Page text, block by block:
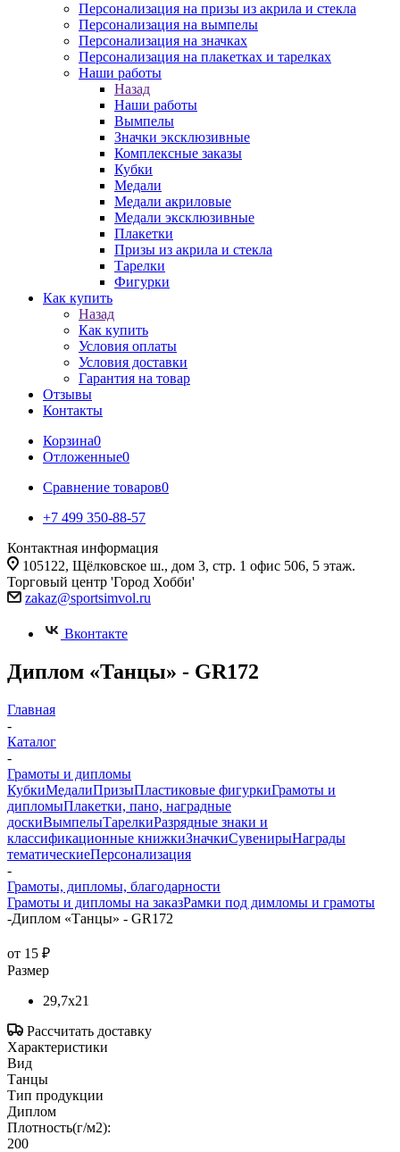
Персонализация на призы из акрила и стекла
Персонализация на вымпелы
Персонализация на значках
Персонализация на плакетках и тарелках
Наши работы
Назад
Наши работы
Вымпелы
Значки эксклюзивные
Комплексные заказы
Кубки
Медали
Медали акриловые
Медали эксклюзивные
Плакетки
Призы из акрила и стекла
Тарелки
Фигурки
Как купить
Назад
Как купить
Условия оплаты
Условия доставки
Гарантия на товар
Отзывы
Контакты
Корзина0
Отложенные0
Сравнение товаров0
+7 499 350-88-57
Контактная информация
105122, Щёлковское ш., дом 3, стр. 1 офис 506, 5 этаж.
Торговый центр 'Город Хобби'
zakaz@sportsimvol.ru
Вконтакте
Диплом «Танцы» - GR172
Главная
-
Каталог
-
Грамоты и дипломы
КубкиМедалиПризыПластиковые фигуркиГрамоты и
дипломыПлакетки, пано, наградные
доскиВымпелыТарелкиРазрядные знаки и
классификационные книжкиЗначкиСувенирыНаграды
тематическиеПерсонализация
-
Грамоты, дипломы, благодарности
Грамоты и дипломы на заказРамки под димломы и грамоты
-Диплом «Танцы» - GR172
от 15 ₽
Размер
29,7x21
Рассчитать доставку
Характеристики
Вид
Танцы
Тип продукции
Диплом
Плотность(г/м2):
200